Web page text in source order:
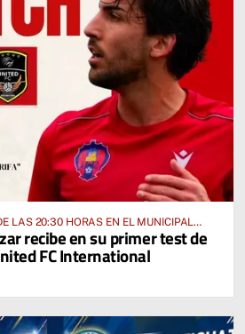
LAS 20:30 HORAS EN EL MUNICIPAL
recibe en su primer test de
FC International